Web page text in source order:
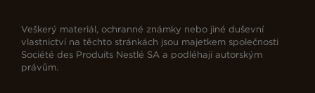
Veškerý materiál, ochranné známky nebo jiné duševní
vlastnictví na těchto stránkách jsou majetkem společnosti
Société des Produits Nestlé SA a podléhají autorským
právům.